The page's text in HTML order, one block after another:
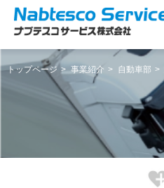
トップページ 事業紹介 自動車部